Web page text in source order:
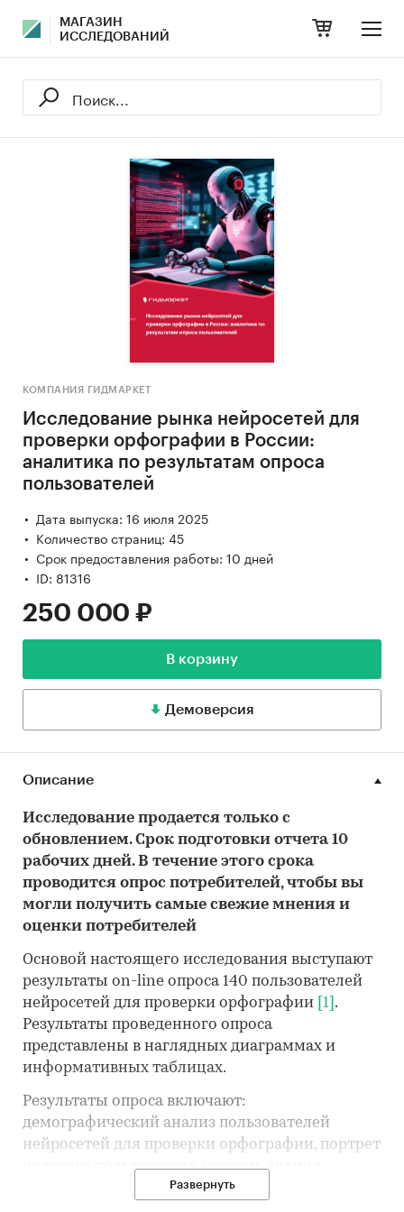
МАГАЗИН
ИССЛЕДОВАНИЙ
КОМПАНИЯ ГИДМАРКЕТ
Исследование рынка нейросетей для
проверки орфографии в России:
аналитика по результатам опроса
пользователей
Дата выпуска: 16 июля 2025
Количество страниц: 45
Срок предоставления работы: 10 дней
ID: 81316
250 000 ₽
В корзину
Демоверсия
Описание
Исследование продается только с
обновлением. Срок подготовки отчета 10
рабочих дней. В течение этого срока
проводится опрос потребителей, чтобы вы
могли получить самые свежие мнения и
оценки потребителей
Основой настоящего исследования выступают
результаты on-line опроса 140 пользователей
нейросетей для проверки орфографии [1] .
Результаты проведенного опроса
представлены в наглядных диаграммах и
информативных таблицах.
Результаты опроса включают:
демографический анализ пользователей
нейросетей для проверки орфографии, портрет
целевого пользователя, уровень знания
нейросетей для проверки орфографии в
Развернуть